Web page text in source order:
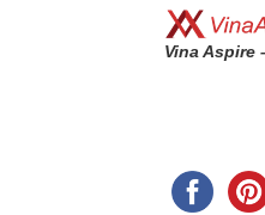
Vina Aspire